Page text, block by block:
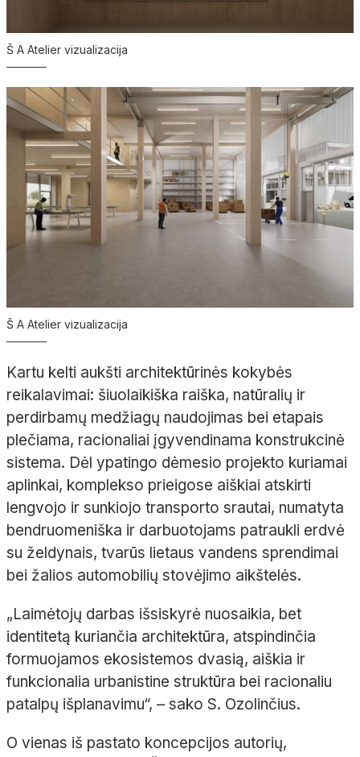
Š A Atelier vizualizacija
Š A Atelier vizualizacija
Kartu kelti aukšti architektūrinės kokybės
reikalavimai: šiuolaikiška raiška, natūralių ir
perdirbamų medžiagų naudojimas bei etapais
plečiama, racionaliai įgyvendinama konstrukcinė
sistema. Dėl ypatingo dėmesio projekto kuriamai
aplinkai, komplekso prieigose aiškiai atskirti
lengvojo ir sunkiojo transporto srautai, numatyta
bendruomeniška ir darbuotojams patraukli erdvė
su želdynais, tvarūs lietaus vandens sprendimai
bei žalios automobilių stovėjimo aikštelės.
„Laimėtojų darbas išsiskyrė nuosaikia, bet
identitetą kuriančia architektūra, atspindinčia
formuojamos ekosistemos dvasią, aiškia ir
funkcionalia urbanistine struktūra bei racionaliu
patalpų išplanavimu“, – sako S. Ozolinčius.
O vienas iš pastato koncepcijos autorių,